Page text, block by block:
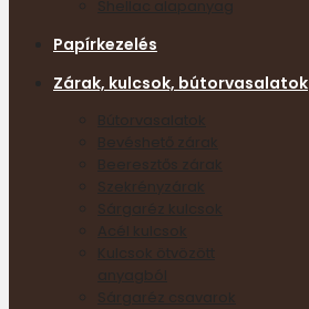
Papírkezelés
Zárak, kulcsok, bútorvasalatok
Bútorvasalatok
Bevéshető zárak
Beeresztős zárak
Szekrényzárak
Sárgaréz kulcsok
Acél kulcsok
Kulcsok ötvözött
Sárgaréz csavarok